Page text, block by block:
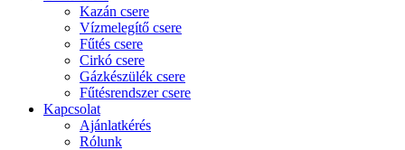
Kazán csere
Vízmelegítő csere
Fűtés csere
Cirkó csere
Gázkészülék csere
Fűtésrendszer csere
Kapcsolat
Ajánlatkérés
Rólunk